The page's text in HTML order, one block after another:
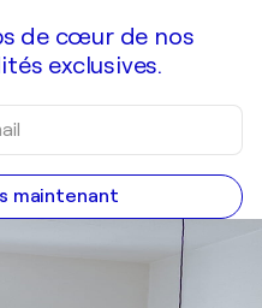
de cœur de nos
exclusives.
maintenant